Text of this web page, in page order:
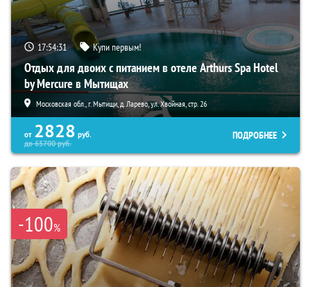
17:54:29 Купи первым!
Отдых для двоих с питанием в отеле Arthurs Spa Hotel
by Mercure в Мытищах
Московская обл., г. Мытищи, д. Ларево, ул. Хвойная, стр. 26
от 2828 руб.
до65700руб.
ПОДРОБНЕЕ
-100%